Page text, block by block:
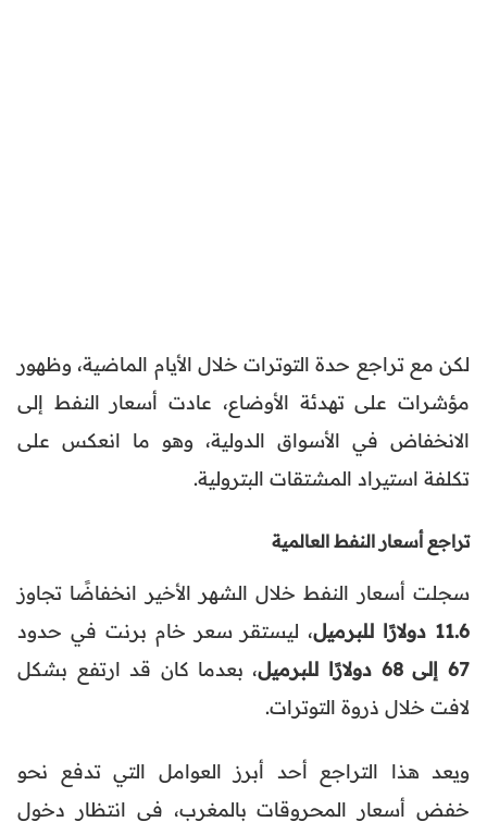
لكن مع تراجع حدة التوترات خلال الأيام الماضية، وظهور
مؤشرات على تهدئة الأوضاع، عادت أسعار النفط إلى
الانخفاض في الأسواق الدولية، وهو ما انعكس على
تكلفة استيراد المشتقات البترولية.
تراجع أسعار النفط العالمية
سجلت أسعار النفط خلال الشهر الأخير انخفاضًا تجاوز
11.6 دولارًا للبرميل
، ليستقر سعر خام برنت في حدود
67 إلى 68 دولارًا للبرميل
، بعدما كان قد ارتفع بشكل
لافت خلال ذروة التوترات.
ويعد هذا التراجع أحد أبرز العوامل التي تدفع نحو
خفض أسعار المحروقات بالمغرب، في انتظار دخول